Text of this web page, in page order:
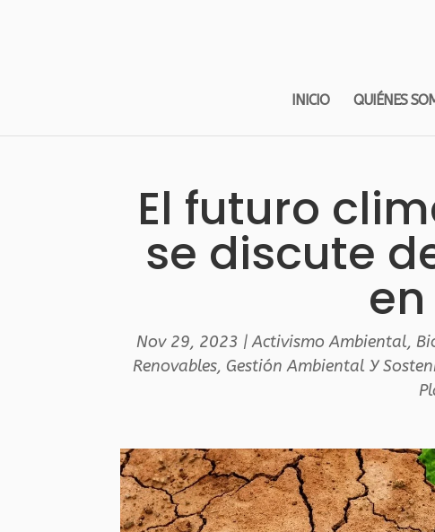
INICIO QUIÉNES
El futuro
se discute
Nov 29, 2023 |Activismo Ambiental,
Renovables, Gestión Ambiental Y